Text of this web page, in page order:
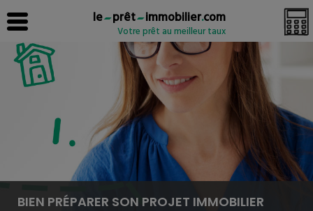
le prêt immobilier.com
Votre prêt au meilleur taux
BIEN PRÉPARER SON PROJET IMMOBILIER